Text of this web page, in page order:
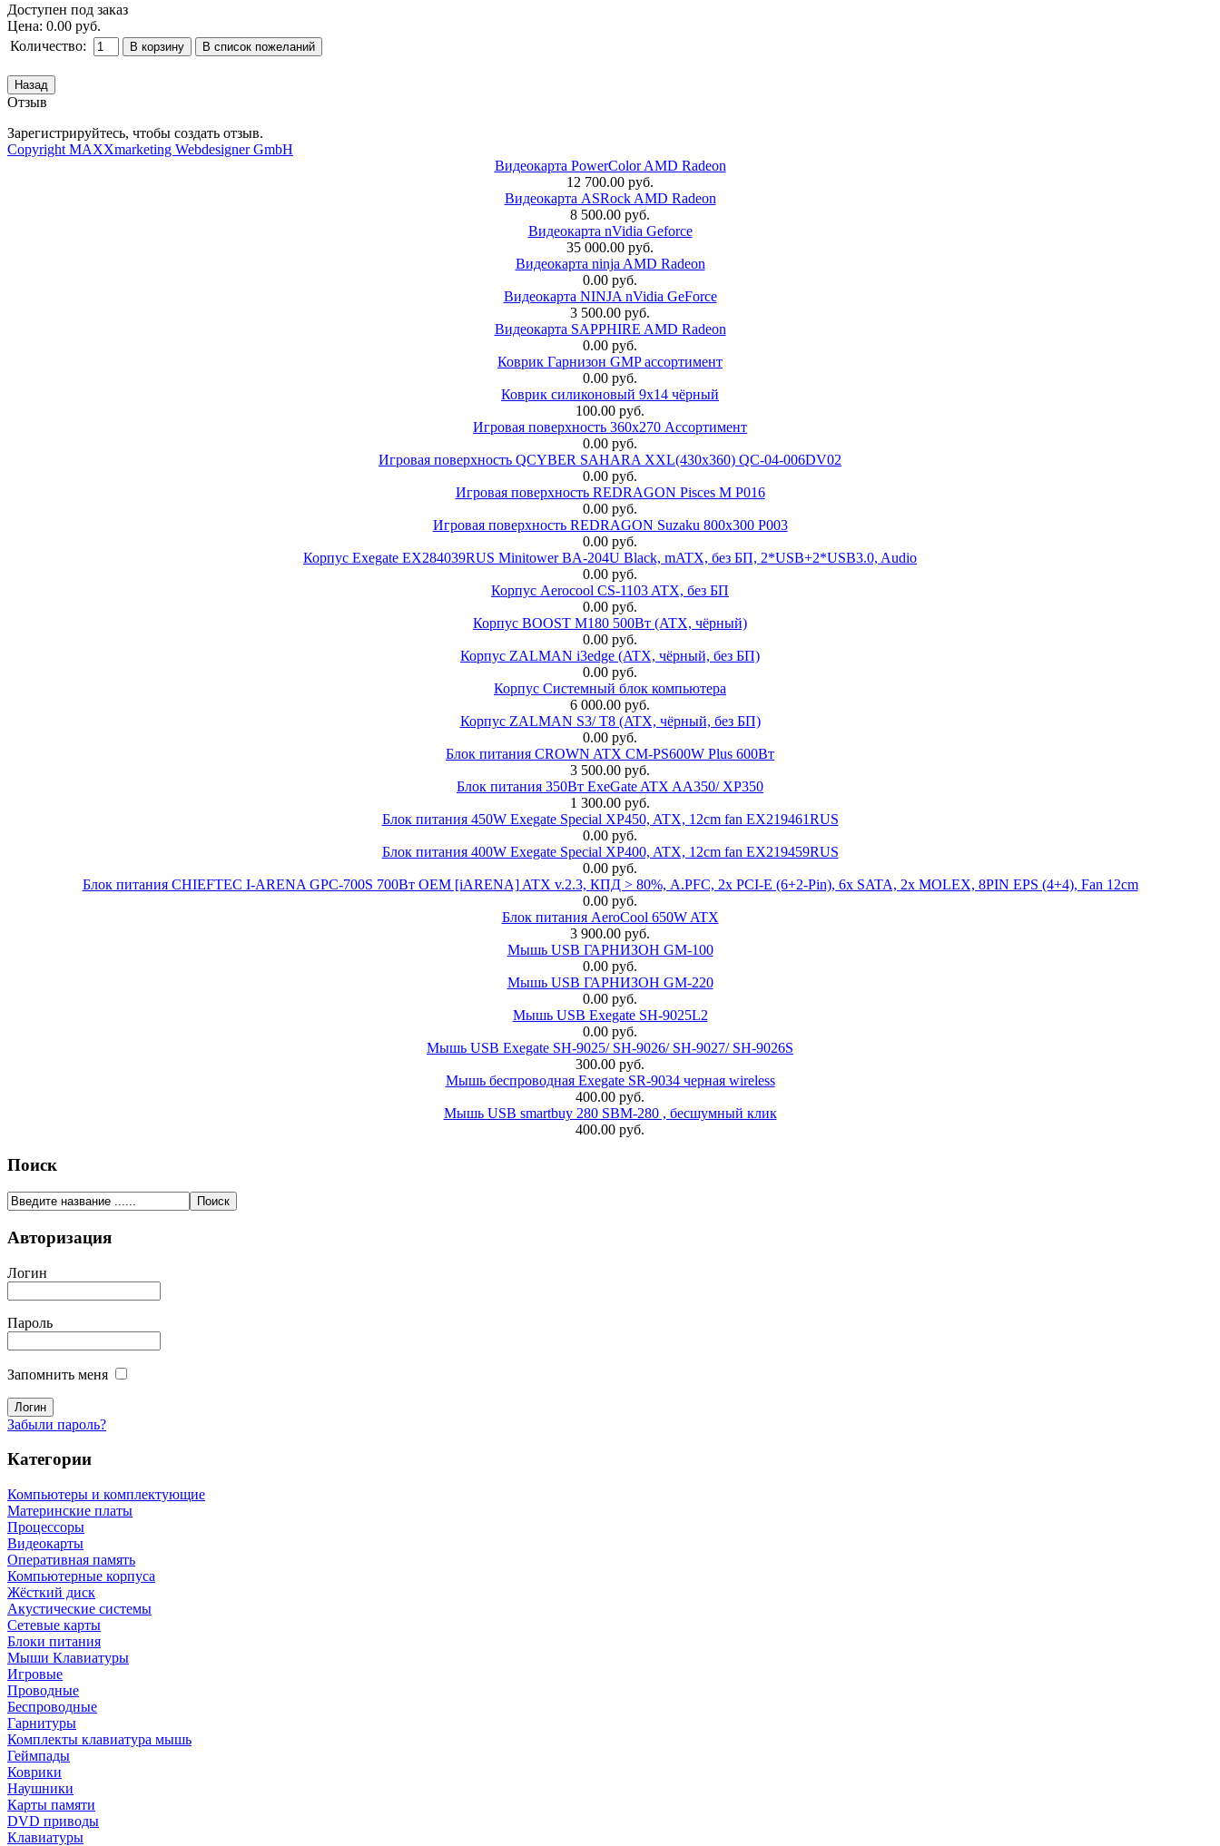
Доступен под заказ
Цена: 0.00 руб.
Количество:
Отзыв
Зарегистрируйтесь, чтобы создать отзыв.
Copyright MAXXmarketing Webdesigner GmbH
Видеокарта PowerColor AMD Radeon
12 700.00 руб.
Видеокарта ASRock AMD Radeon
8 500.00 руб.
Видеокарта nVidia Geforce
35 000.00 руб.
Видеокарта ninja AMD Radeon
0.00 руб.
Видеокарта NINJA nVidia GeForce
3 500.00 руб.
Видеокарта SAPPHIRE AMD Radeon
0.00 руб.
Коврик Гарнизон GMP ассортимент
0.00 руб.
Коврик силиконовый 9х14 чёрный
100.00 руб.
Игровая поверхность 360x270 Ассортимент
0.00 руб.
Игровая поверхность QCYBER SAHARA XXL(430x360) QC-04-006DV02
0.00 руб.
Игровая поверхность REDRAGON Pisces M P016
0.00 руб.
Игровая поверхность REDRAGON Suzaku 800x300 P003
0.00 руб.
Корпус Exegate EX284039RUS Minitower BA-204U Black, mATX, без БП, 2*USB+2*USB3.0, Audio
0.00 руб.
Корпус Aerocool CS-1103 ATX, без БП
0.00 руб.
Корпус BOOST M180 500Вт (ATX, чёрный)
0.00 руб.
Корпус ZALMAN i3edge (ATX, чёрный, без БП)
0.00 руб.
Корпус Системный блок компьютера
6 000.00 руб.
Корпус ZALMAN S3/ T8 (ATX, чёрный, без БП)
0.00 руб.
Блок питания CROWN ATX CM-PS600W Plus 600Вт
3 500.00 руб.
Блок питания 350Вт ExeGate ATX AA350/ XP350
1 300.00 руб.
Блок питания 450W Exegate Special XP450, ATX, 12cm fan EX219461RUS
0.00 руб.
Блок питания 400W Exegate Special XP400, ATX, 12cm fan EX219459RUS
0.00 руб.
Блок питания CHIEFTEC I-ARENA GPC-700S 700Вт OEM [iARENA] ATX v.2.3, КПД > 80%, A.PFC, 2x PCI-E (6+2-Pin), 6x SATA, 2x MOLEX, 8PIN EPS (4+4), Fan 12cm
0.00 руб.
Блок питания AeroCool 650W ATX
3 900.00 руб.
Мышь USB ГАРНИЗОН GM-100
0.00 руб.
Мышь USB ГАРНИЗОН GM-220
0.00 руб.
Мышь USB Exegate SH-9025L2
0.00 руб.
Мышь USB Exegate SH-9025/ SH-9026/ SH-9027/ SH-9026S
300.00 руб.
Мышь беспроводная Exegate SR-9034 черная wireless
400.00 руб.
Мышь USB smartbuy 280 SBM-280 , бесшумный клик
400.00 руб.
Поиск
Авторизация
Логин
Пароль
Запомнить меня
Забыли пароль?
Категории
Компьютеры и комплектующие
Материнские платы
Процессоры
Видеокарты
Оперативная память
Компьютерные корпуса
Жёсткий диск
Акустические системы
Сетевые карты
Блоки питания
Мыши Клавиатуры
Игровые
Проводные
Беспроводные
Гарнитуры
Комплекты клавиатура мышь
Геймпады
Коврики
Наушники
Карты памяти
DVD приводы
Клавиатуры